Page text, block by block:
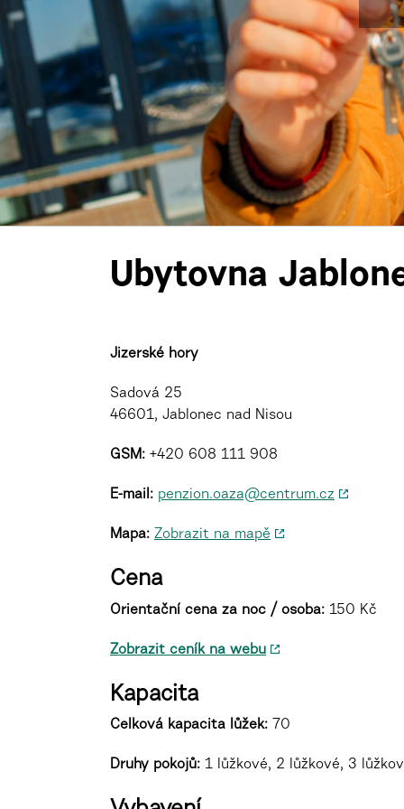
Ubytovna
Jizerské hory
Sadová 25
46601, Jablonec nad Nisou
GSM: +420 608 111 908
E-mail: penzion.oaza@centrum.cz
Mapa: Zobrazit na mapě
Cena
Orientační cena za noc / osoba: 150 Kč
Zobrazit ceník na webu
Kapacita
Celková kapacita lůžek: 70
Druhy pokojů: 1 lůžkové, 2 lůžkové, 3